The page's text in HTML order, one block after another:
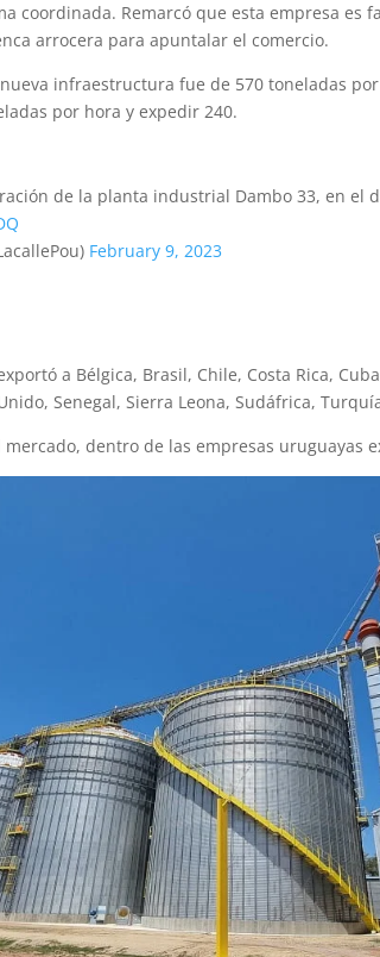
coordinada. Remarcó que esta empresa es
arrocera para apuntalar el comercio.
infraestructura fue de 570 toneladas
por hora y expedir 240.
de la planta industrial Dambo 33, en el
February 9, 2023
a Bélgica, Brasil, Chile, Costa Rica,
Senegal, Sierra Leona, Sudáfrica,
dentro de las empresas uruguayas